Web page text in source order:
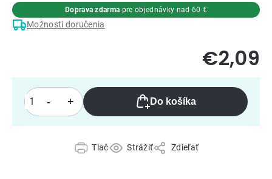
Do košíka
Tlač Strážiť Zdieľať
Možnosti doručenia
Doprava zdarma pre objednávky nad 60 €
€2,09